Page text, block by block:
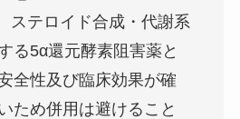
ステロイド合成・代謝系
る5α還元酵素阻害薬と
全性及び臨床効果が確
ため併用は避けること